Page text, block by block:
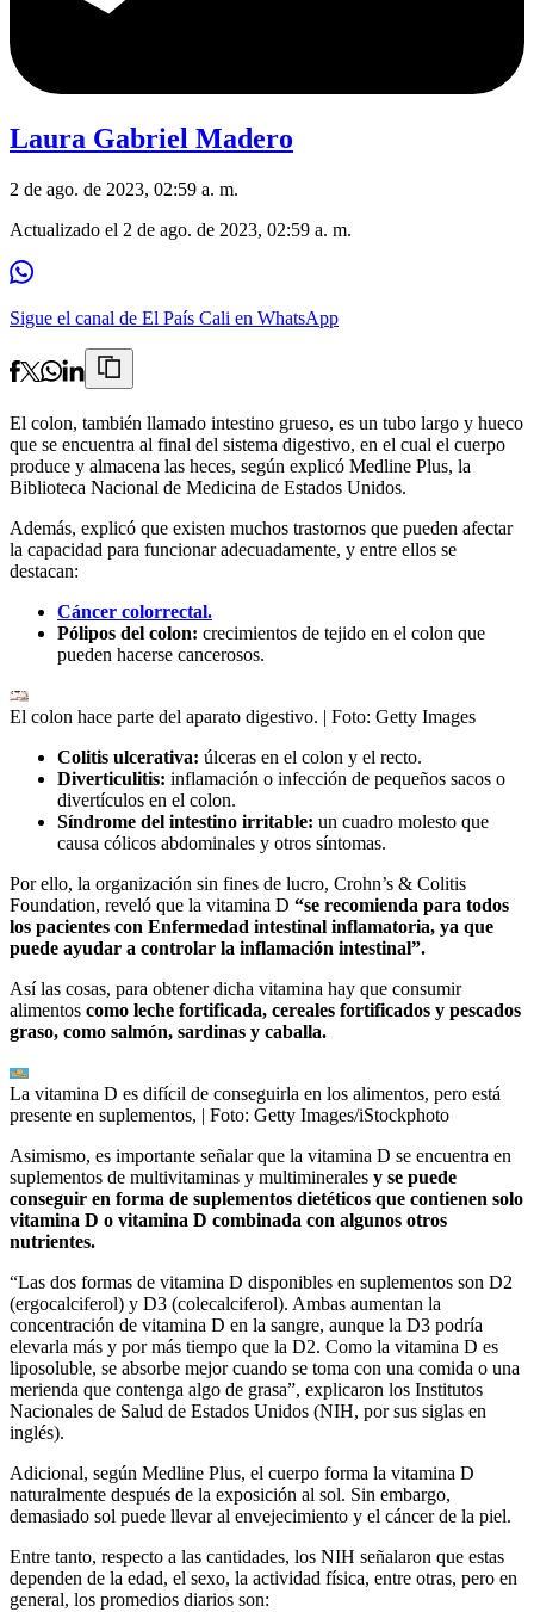
Laura Gabriel Madero
2 de ago. de 2023, 02:59 a. m.
Actualizado el 2 de ago. de 2023, 02:59 a. m.
Sigue el canal de El País Cali en WhatsApp
El colon, también llamado intestino grueso, es un tubo largo y hueco
que se encuentra al final del sistema digestivo, en el cual el cuerpo
produce y almacena las heces, según explicó Medline Plus, la
Biblioteca Nacional de Medicina de Estados Unidos.
Además, explicó que existen muchos trastornos que pueden afectar
la capacidad para funcionar adecuadamente, y entre ellos se
destacan:
Cáncer colorrectal.
Pólipos del colon: crecimientos de tejido en el colon que
pueden hacerse cancerosos.
El colon hace parte del aparato digestivo. | Foto: Getty Images
Colitis ulcerativa: úlceras en el colon y el recto.
Diverticulitis: inflamación o infección de pequeños sacos o
divertículos en el colon.
Síndrome del intestino irritable: un cuadro molesto que
causa cólicos abdominales y otros síntomas.
Por ello, la organización sin fines de lucro, Crohn’s & Colitis
Foundation, reveló que la vitamina D “se recomienda para todos
los pacientes con Enfermedad intestinal inflamatoria, ya que
puede ayudar a controlar la inflamación intestinal”.
Así las cosas, para obtener dicha vitamina hay que consumir
alimentos como leche fortificada, cereales fortificados y pescados
graso, como salmón, sardinas y caballa.
La vitamina D es difícil de conseguirla en los alimentos, pero está
presente en suplementos, | Foto: Getty Images/iStockphoto
Asimismo, es importante señalar que la vitamina D se encuentra en
suplementos de multivitaminas y multiminerales y se puede
conseguir en forma de suplementos dietéticos que contienen solo
vitamina D o vitamina D combinada con algunos otros
nutrientes.
“Las dos formas de vitamina D disponibles en suplementos son D2
(ergocalciferol) y D3 (colecalciferol). Ambas aumentan la
concentración de vitamina D en la sangre, aunque la D3 podría
elevarla más y por más tiempo que la D2. Como la vitamina D es
liposoluble, se absorbe mejor cuando se toma con una comida o una
merienda que contenga algo de grasa”, explicaron los Institutos
Nacionales de Salud de Estados Unidos (NIH, por sus siglas en
inglés).
Adicional, según Medline Plus, el cuerpo forma la vitamina D
naturalmente después de la exposición al sol. Sin embargo,
demasiado sol puede llevar al envejecimiento y el cáncer de la piel.
Entre tanto, respecto a las cantidades, los NIH señalaron que estas
dependen de la edad, el sexo, la actividad física, entre otras, pero en
general, los promedios diarios son: